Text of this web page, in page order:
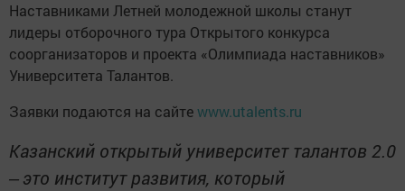
Наставниками Летней молодежной школы станут
лидеры отборочного тура Открытого конкурса
соорганизаторов и проекта «Олимпиада наставников»
Университета Талантов.
Заявки подаются на сайтеwww.utalents.ru
Казанский открытый университет талантов 2.0
‒это институт развития, который